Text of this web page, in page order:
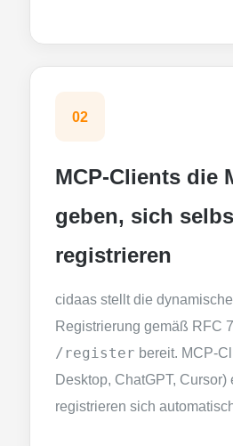
02
MCP-Clients die
geben, sich
registrieren
cidaas stellt die
Registrierung gemäß RFC
/register bereit. MCP-
Desktop, ChatGPT, Cursor)
registrieren sich